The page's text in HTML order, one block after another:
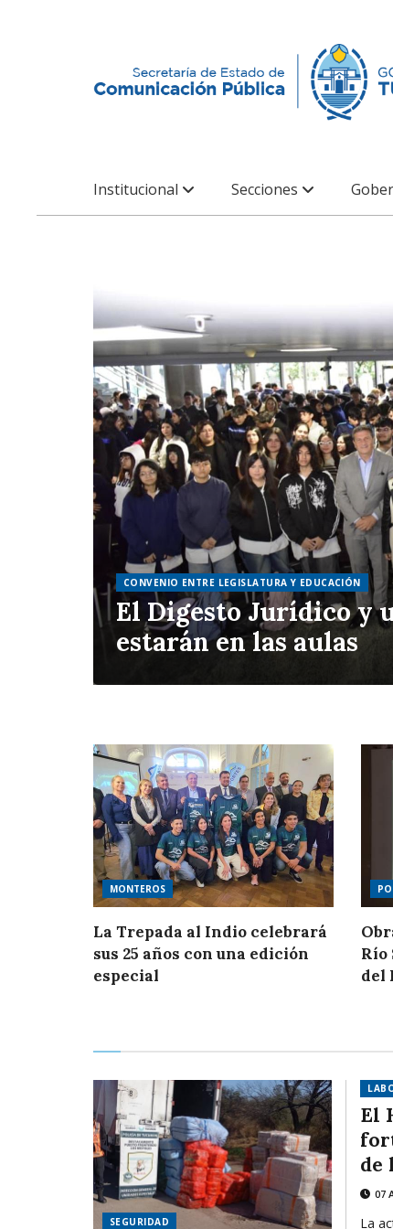
Institucional Secciones
CONVENIO ENTRE LEGISLATURA Y EDUCACIÓN
El Digesto Jurídico y
estarán en las aulas
MONTEROS
La Trepada al Indio celebrará
sus 25 años con una edición
especial
Río
del
SEGURIDAD
El
de
07
La